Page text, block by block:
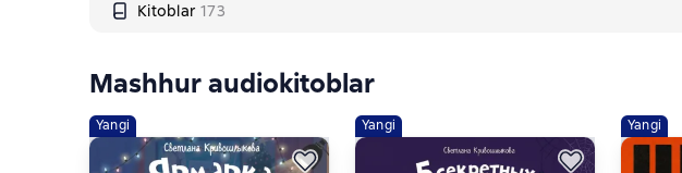
Kitoblar 173
Mashhur audiokitoblar
Yangi Yangi Yangi